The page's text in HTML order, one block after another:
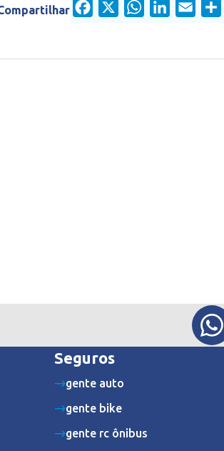
Facebook WhatsAppLinkedIn
Email
Seguros
gente auto
gente bike
gente rc ônibus